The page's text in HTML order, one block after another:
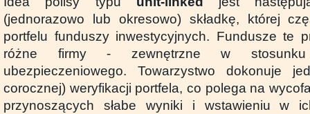
(jednorazowo lub okresowo) składkę, której
portfelu funduszy inwestycyjnych. Fundusze te
różne firmy - zewnętrzne w stosunku
ubezpieczeniowego. Towarzystwo dokonuje
corocznej) weryfikacji portfela, co polega na
przynoszących słabe wyniki i wstawieniu w